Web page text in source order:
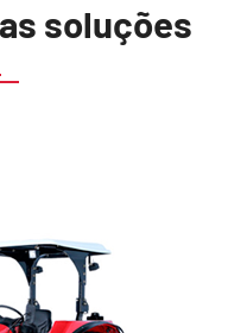
soluções